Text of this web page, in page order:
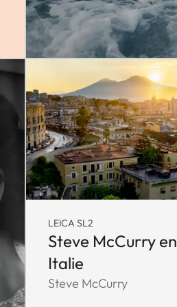
LEICA SL2
Steve McCurry en
Italie
Steve McCurry